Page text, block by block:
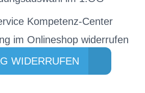
Kompetenz-Center
im Onlineshop widerrufen
WIDERRUFEN